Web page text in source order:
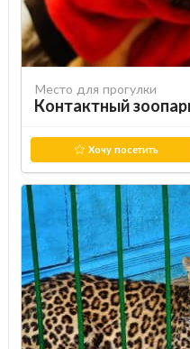
Место для прогулки
Контактный
Хочу посетить